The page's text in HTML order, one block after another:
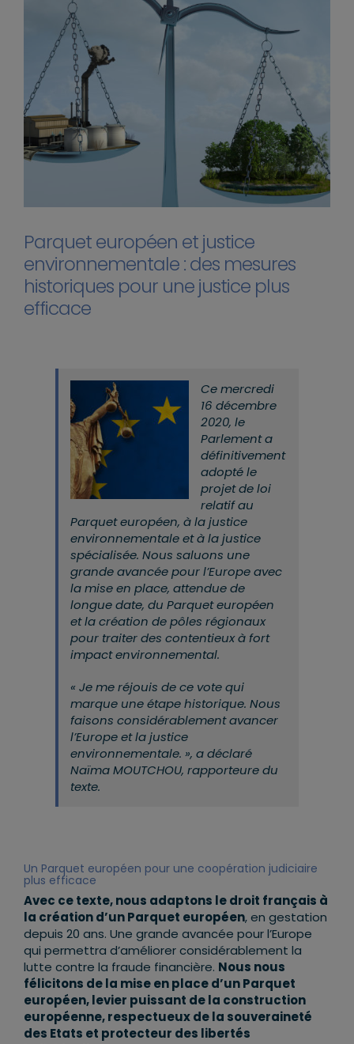
Parquet européen et justice
environnementale : des mesures
historiques pour une justice plus
efficace
Ce mercredi
16 décembre
2020, le
Parlement a
définitivement
adopté le
projet de loi
relatif au
Parquet européen, à la justice
environnementale et à la justice
spécialisée. Nous saluons une
grande avancée pour l’Europe avec
la mise en place, attendue de
longue date, du Parquet européen
et la création de pôles régionaux
pour traiter des contentieux à fort
impact environnemental.
« Je me réjouis de ce vote qui
marque une étape historique. Nous
faisons considérablement avancer
l’Europe et la justice
environnementale. », a déclaré
Naïma MOUTCHOU, rapporteure du
texte.
Un Parquet européen pour une coopération judiciaire
plus efficace
Avec ce texte, nous adaptons le droit français à
la création d’un Parquet européen, en gestation
depuis 20 ans. Une grande avancée pour l’Europe
qui permettra d’améliorer considérablement la
lutte contre la fraude financière. Nous nous
félicitons de la mise en place d’un Parquet
européen, levier puissant de la construction
européenne, respectueux de la souveraineté
des Etats et protecteur des libertés